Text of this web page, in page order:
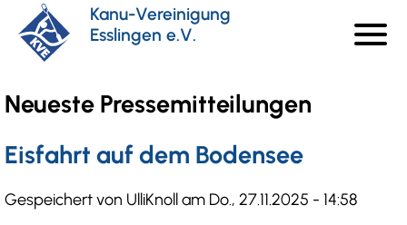
zum
Inhalt
Kanu-Vereinigung
Esslingen e.V.
menu
Neueste Pressemitteilungen
Eisfahrt auf dem Bodensee
Gespeichert von UlliKnollam Do., 27.11.2025 - 14:58